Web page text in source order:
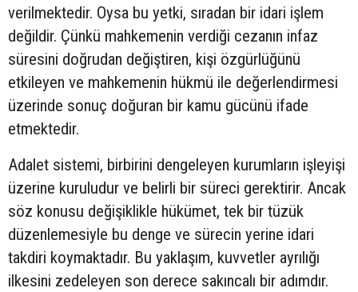
verilmektedir. Oysa bu yetki, sıradan bir idari işlem
değildir. Çünkü mahkemenin verdiği cezanın infaz
süresini doğrudan değiştiren, kişi özgürlüğünü
etkileyen ve mahkemenin hükmü ile değerlendirmesi
üzerinde sonuç doğuran bir kamu gücünü ifade
etmektedir.
Adalet sistemi, birbirini dengeleyen kurumların işleyişi
üzerine kuruludur ve belirli bir süreci gerektirir. Ancak
söz konusu değişiklikle hükümet, tek bir tüzük
düzenlemesiyle bu denge ve sürecin yerine idari
takdiri koymaktadır. Bu yaklaşım, kuvvetler ayrılığı
ilkesini zedeleyen son derece sakıncalı bir adımdır.